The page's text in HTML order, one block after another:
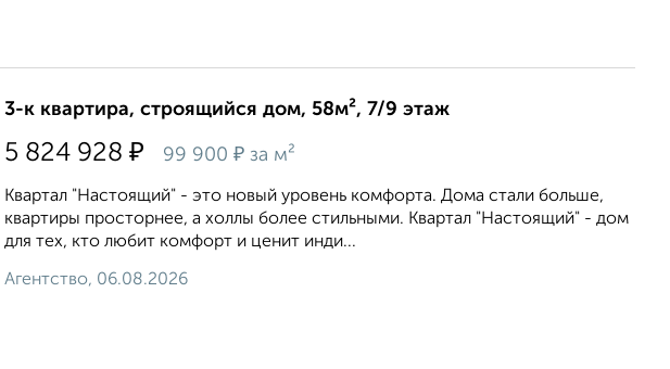
3-к квартира, строящийся дом, 58м², 7/9 этаж
5 824 928 ₽ 99 900 ₽ за м²
Квартал "Настоящий" - это новый уровень комфорта. Дома стали больше,
квартиры просторнее, а холлы более стильными. Квартал "Настоящий" - дом
для тех, кто любит комфорт и ценит инди...
Агентство, 06.08.2026